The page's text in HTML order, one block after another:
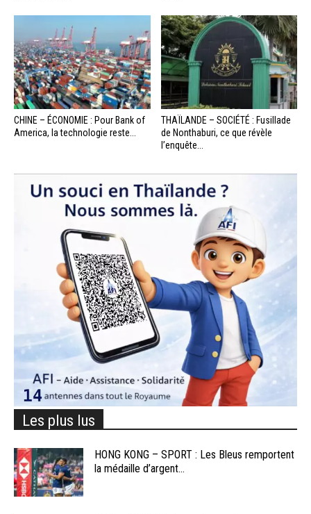
CHINE – ÉCONOMIE : Pour Bank of
America, la technologie reste...
THAÏLANDE – SOCIÉTÉ : Fusillade
de Nonthaburi, ce que révèle
l’enquête...
Les plus lus
HONG KONG – SPORT : Les Bleus remportent
la médaille d’argent...